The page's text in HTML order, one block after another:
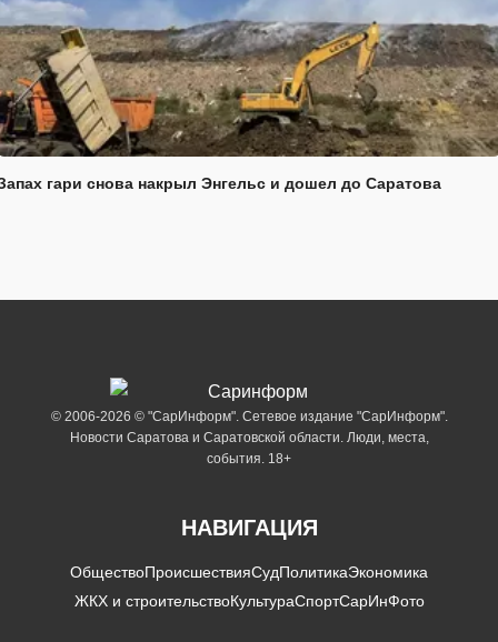
гари снова накрыл Энгельс и дошел до Саратова
© 2006-2026 © "СарИнформ". Сетевое издание "СарИнформ".
Новости Саратова и Саратовской области. Люди, места,
события. 18+
НАВИГАЦИЯ
ОбществоПроисшествияСудПолитикаЭкономика
ЖКХ и строительствоКультураСпортСарИнФото